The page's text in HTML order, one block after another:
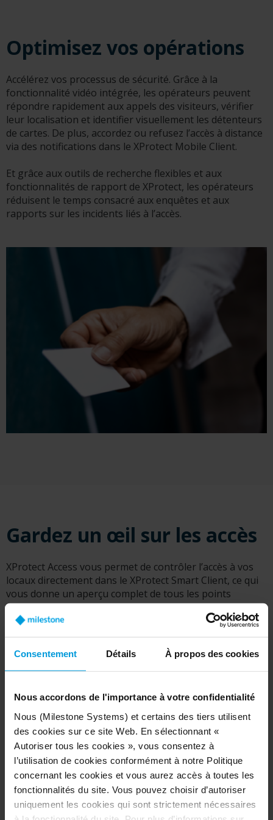
Consentement Détails À propos des cookies
Nous accordons de l'importance à votre confidentialité
Nous (Milestone Systems) et certains des tiers utilisent
des cookies sur ce site Web. En sélectionnant «
Autoriser tous les cookies », vous consentez à
l’utilisation de cookies conformément à notre Politique
concernant les cookies et vous aurez accès à toutes les
fonctionnalités du site. Vous pouvez choisir d’autoriser
uniquement les cookies qui sont strictement nécessaires
Optimisez vos opérations
Accélérez vos processus de sécurité. Grâce à la
fonctionnalité vidéo intégrée, les opérateurs peuvent
répondre rapidement aux appels des visiteurs, vérifier
leur localisation et identifier visuellement les détenteurs
de cartes. De plus, accordez ou refusez l’accès à distance
via des notifications dans le XProtect Mobile Client.
Et grâce aux outils de recherche flexibles et aux
fonctionnalités de rapport de XProtect, les opérateurs
réduisent le temps consacré aux enquêtes et aux
rapports sur les incidents liés à l’accès.
Gardez un œil sur les accès
XProtect Access vous permet de contrôler l’accès à vos
locaux directement dans le XProtect Smart Client, ce qui
vous donne un aperçu complet de tous les points
d’accès, des détenteurs de carte et des visiteurs. Cela
signifie que les opérateurs peuvent répondre en temps
réel, répondre rapidement aux préoccupations et
documenter avec précision tout incident suspect.